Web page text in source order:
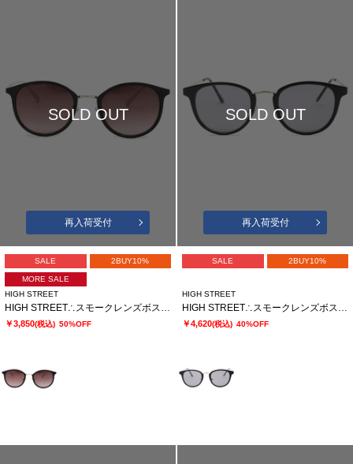
SOLD OUT
再入荷受付
SALE 2BUY10%
MORE SALE
HIGH STREET
HIGH STREET∴スモークレンズボストンサングラス
￥3,850(税込) 50%OFF
SOLD OUT
再入荷受付
SALE 2BUY10%
HIGH STREET
HIGH STREET∴スモークレンズボストンサングラス
￥4,620(税込) 40%OFF